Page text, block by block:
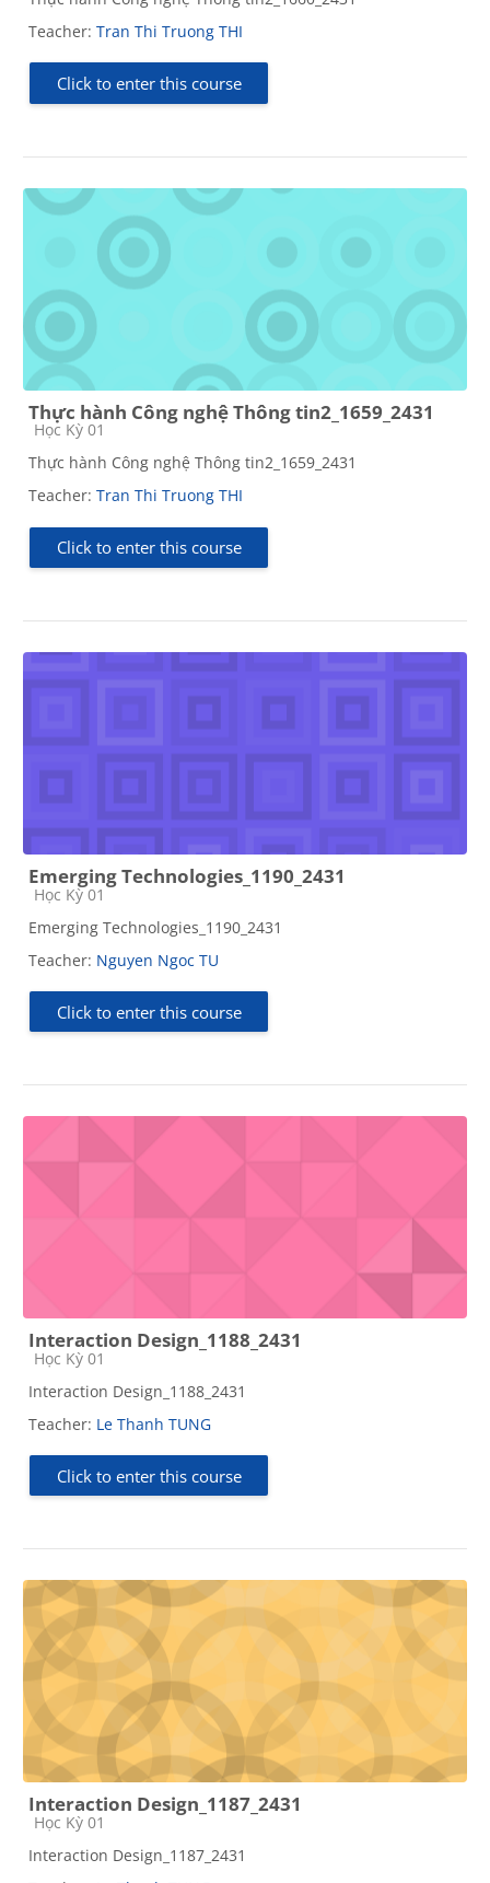
Teacher: Tran Thi Truong THI
Click to enter this course
Thực hành Công nghệ Thông tin2_1659_2431
Course category
Học Kỳ 01
Thực hành Công nghệ Thông tin2_1659_2431
Teacher: Tran Thi Truong THI
Click to enter this course
Emerging Technologies_1190_2431
Course category
Học Kỳ 01
Emerging Technologies_1190_2431
Teacher: Nguyen Ngoc TU
Click to enter this course
Interaction Design_1188_2431
Course category
Học Kỳ 01
Interaction Design_1188_2431
Teacher: Le Thanh TUNG
Click to enter this course
Interaction Design_1187_2431
Course category
Học Kỳ 01
Interaction Design_1187_2431